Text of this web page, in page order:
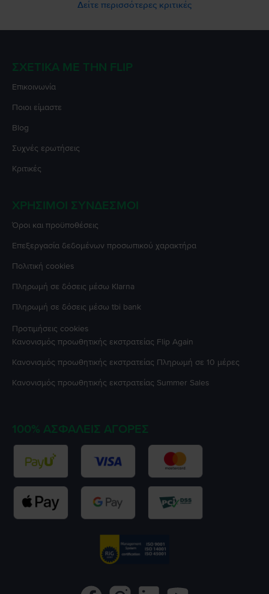
Δείτε περισσότερες κριτικές
ΣΧΕΤΙΚΆ ΜΕ ΤΗΝ FLIP
Επικοινωνία
Ποιοι είμαστε
Blog
Συχνές ερωτήσεις
Κριτικές
ΧΡΉΣΙΜΟΙ ΣΎΝΔΕΣΜΟΙ
Όροι και προϋποθέσεις
Επεξεργασία δεδομένων προσωπικού χαρακτήρα
Πολιτική cookies
Πληρωμή σε δόσεις μέσω Klarna
Πληρωμή σε δόσεις μέσω tbi bank
Προτιμήσεις cookies
Κανονισμός προωθητικής εκστρατείας Flip Again
Κανονισμός προωθητικής εκστρατείας Πληρωμή σε 10 μέρες
Κανονισμός προωθητικής εκστρατείας Summer Sales
100% ΑΣΦΑΛΕΊΣ ΑΓΟΡΈΣ